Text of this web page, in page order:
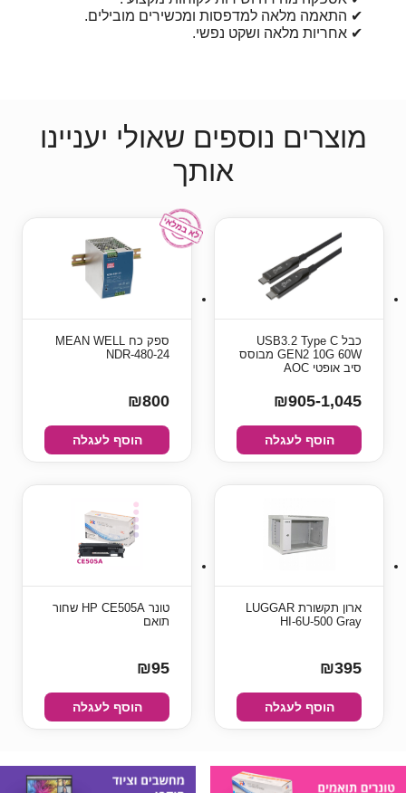
✔ התאמה מלאה למדפסות ומכשירים מובילים.
✔ אחריות מלאה ושקט נפשי.
מוצרים נוספים שאולי יעניינו
אותך
כבל USB3.2 Type C
GEN2 10G 60W מבוסס
סיב אופטי AOC
₪905-1,045
הוסף לעגלה
ספק כח MEAN WELL
NDR-480-24
₪800
הוסף לעגלה
ארון תקשורת LUGGAR
HI-6U-500 Gray
₪395
הוסף לעגלה
טונר HP CE505A שחור
תואם
₪95
הוסף לעגלה